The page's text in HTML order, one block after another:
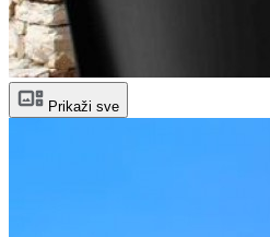
Prikaži sve